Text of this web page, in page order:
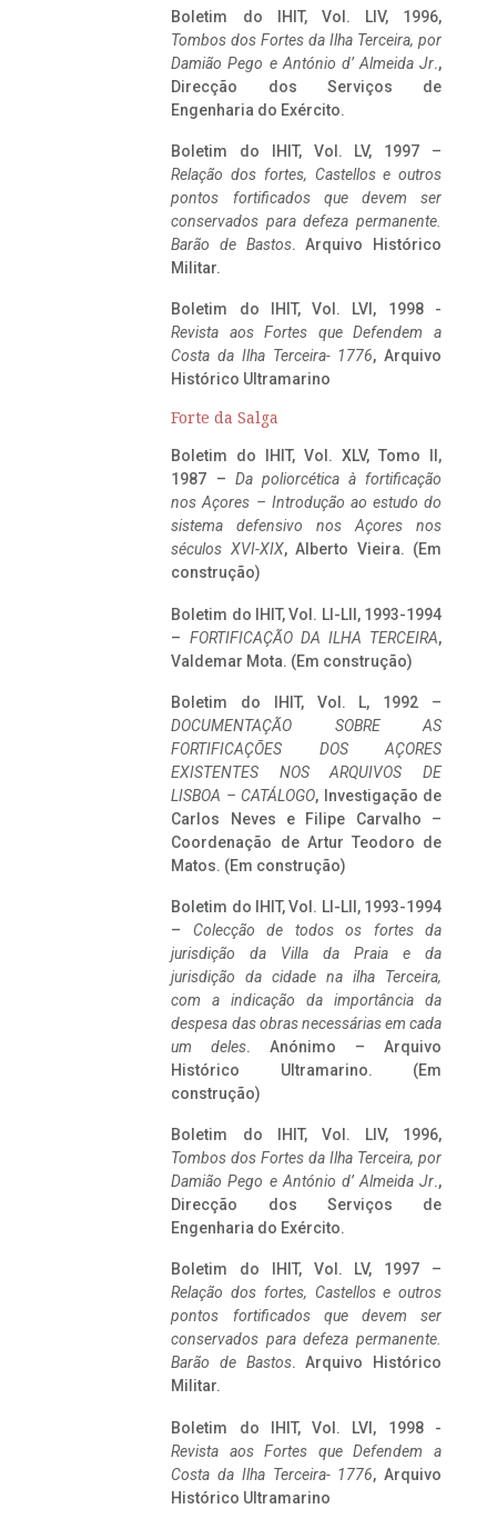
Boletim do IHIT, Vol. LIV, 1996,
Tombos dos Fortes da Ilha Terceira, por
Damião Pego e António d’ Almeida Jr.,
Direcção dos Serviços de
Engenharia do Exército.
Boletim do IHIT, Vol. LV, 1997 –
Relação dos fortes, Castellos e outros
pontos fortificados que devem ser
conservados para defeza permanente.
Barão de Bastos. Arquivo Histórico
Militar.
Boletim do IHIT, Vol. LVI, 1998 -
Revista aos Fortes que Defendem a
Costa da Ilha Terceira- 1776, Arquivo
Histórico Ultramarino
Forte da Salga
Boletim do IHIT, Vol. XLV, Tomo II,
1987 – Da poliorcética à fortificação
nos Açores – Introdução ao estudo do
sistema defensivo nos Açores nos
séculos XVI-XIX, Alberto Vieira. (Em
construção)
Boletim do IHIT, Vol. LI-LII, 1993-1994
– FORTIFICAÇÃO DA ILHA TERCEIRA,
Valdemar Mota. (Em construção)
Boletim do IHIT, Vol. L, 1992 –
DOCUMENTAÇÃO SOBRE AS
FORTIFICAÇÕES DOS AÇORES
EXISTENTES NOS ARQUIVOS DE
LISBOA – CATÁLOGO, Investigação de
Carlos Neves e Filipe Carvalho –
Coordenação de Artur Teodoro de
Matos. (Em construção)
Boletim do IHIT, Vol. LI-LII, 1993-1994
– Colecção de todos os fortes da
jurisdição da Villa da Praia e da
jurisdição da cidade na ilha Terceira,
com a indicação da importância da
despesa das obras necessárias em cada
um deles. Anónimo – Arquivo
Histórico Ultramarino. (Em
construção)
Boletim do IHIT, Vol. LIV, 1996,
Tombos dos Fortes da Ilha Terceira, por
Damião Pego e António d’ Almeida Jr.,
Direcção dos Serviços de
Engenharia do Exército.
Boletim do IHIT, Vol. LV, 1997 –
Relação dos fortes, Castellos e outros
pontos fortificados que devem ser
conservados para defeza permanente.
Barão de Bastos. Arquivo Histórico
Militar.
Boletim do IHIT, Vol. LVI, 1998 -
Revista aos Fortes que Defendem a
Costa da Ilha Terceira- 1776, Arquivo
Histórico Ultramarino